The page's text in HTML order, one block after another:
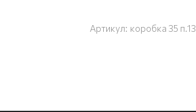
Артикул: коробка 35 п.13